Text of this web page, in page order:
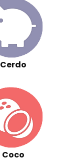
Cerdo
Coco